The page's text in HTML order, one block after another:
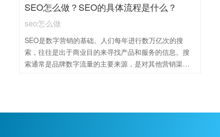
SEO怎么做？SEO的具体流程是什么？
seo怎么做
SEO是数字营销的基础。人们每年进行数万亿次的搜
索，往往是出于商业目的来寻找产品和服务的信息。搜
索通常是品牌数字流量的主要来源，是对其他营销渠道
个步骤：1，关键词研究：分析用户搜索习惯和关键词竞